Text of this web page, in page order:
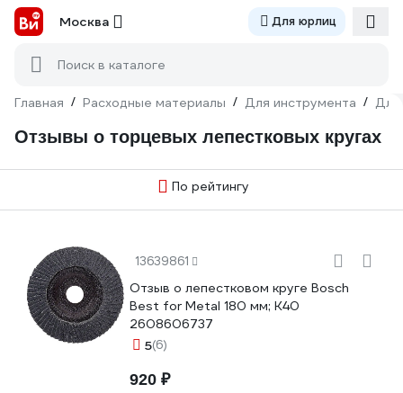
Москва Для юрлиц
Поиск в каталоге
Главная / Расходные материалы / Для инструмента / Для
Отзывы о торцевых лепестковых кругах
По рейтингу
13639861
Отзыв о лепестковом круге Bosch
Best for Metal 180 мм; К40
2608606737
5(6)
920 ₽